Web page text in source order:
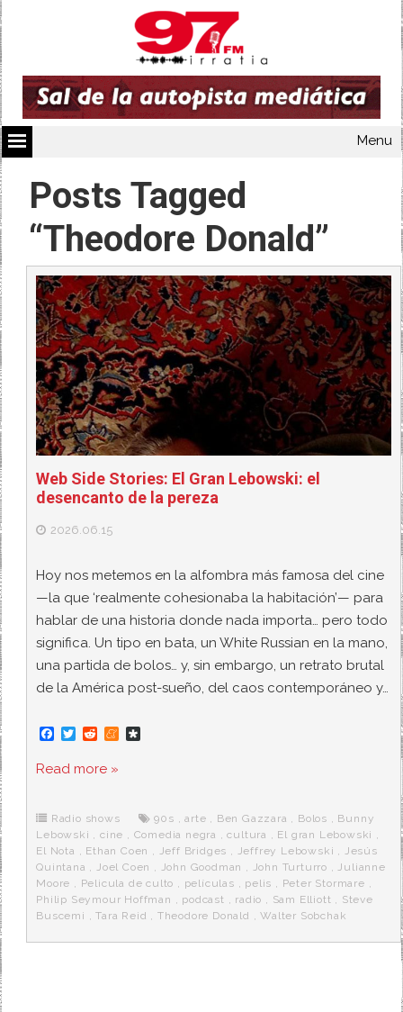
Menu
Posts Tagged
“Theodore Donald”
Web Side Stories: El Gran Lebowski: el
desencanto de la pereza
2026.06.15
Hoy nos metemos en la alfombra más famosa del cine
—la que ‘realmente cohesionaba la habitación’— para
hablar de una historia donde nada importa… pero todo
significa. Un tipo en bata, un White Russian en la mano,
una partida de bolos… y, sin embargo, un retrato brutal
de la América post-sueño, del caos contemporáneo y…
F
c
e
o
k
T
i
t
r
R
d
d
M
e
r
a
Read more »
Radio shows 90s ,arte , Ben Gazzara , Bolos , Bunny
Lebowski ,cine , Comedia negra ,cultura , El gran Lebowski ,
El Nota , Ethan Coen , Jeff Bridges , Jeffrey Lebowski , Jesús
Quintana ,Joel Coen , John Goodman , John Turturro ,Julianne
Moore , Pelicula de culto , películas , pelis , Peter Stormare ,
Philip Seymour Hoffman , podcast , radio , Sam Elliott , Steve
Buscemi ,Tara Reid , Theodore Donald ,Walter Sobchak